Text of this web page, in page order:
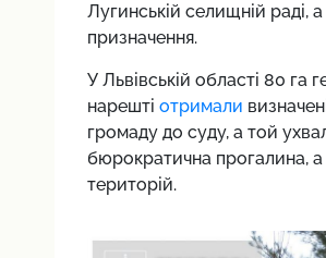
Лугинській селищній раді,
призначення.
У Львівській області 80 га
нарешті отримали
громаду до суду, а той
бюрократична прогалина, а
територій.